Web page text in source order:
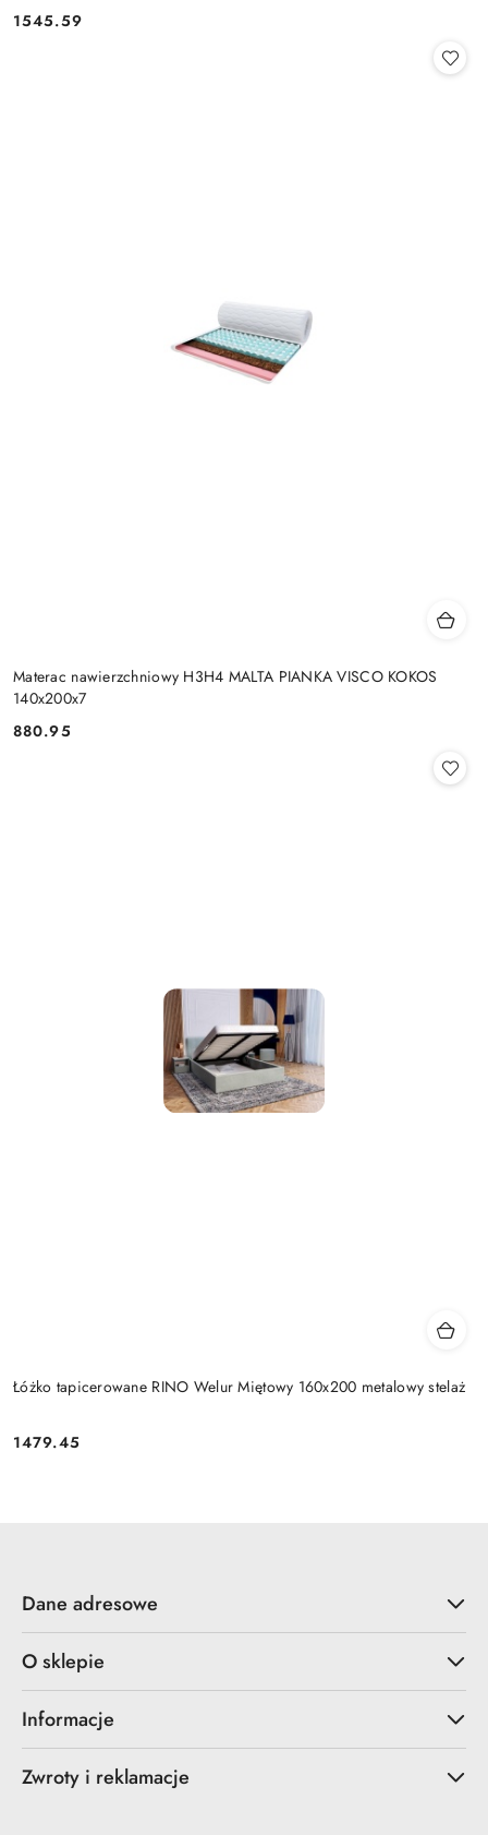
Cena:
1545.59
Materac nawierzchniowy H3H4 MALTA PIANKA VISCO KOKOS
140x200x7
Cena:
880.95
Łóżko tapicerowane RINO Welur Miętowy 160x200 metalowy stelaż
Cena:
1479.45
Dane adresowe
O sklepie
Informacje
Zwroty i reklamacje